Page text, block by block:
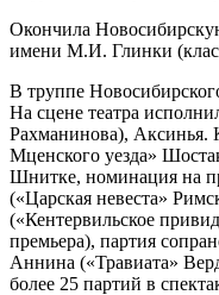
Окончила
имени М.И. Глинки
В труппе
На сцене театра
Рахманинова), Аксинья.
Мценского уезда»
Шнитке, номинация на
(«Царская невеста»
(«Кентервильское
премьера), партия
Аннина («Травиата»
более 25 партий в